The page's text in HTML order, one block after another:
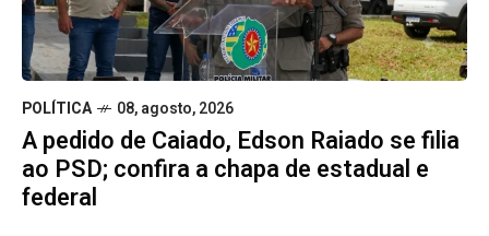
POLÍTICA 08, agosto, 2026
A pedido de Caiado, Edson Raiado se filia
ao PSD; confira a chapa de estadual e
federal